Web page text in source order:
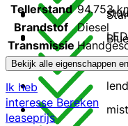
Hill
Tellerstand 94.753
Brandstof Diesel
Transmissie
Bekijk alle eigenschappen
Ik heb
interesseBereken
leaseprijs